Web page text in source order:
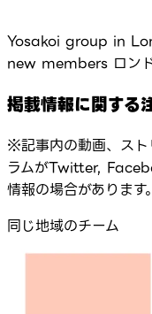
Yosakoi group in
new members ロン
掲載情報に関する
※記事内の動画、スト
ラムがTwitter,
情報の場合があります。
同じ地域のチーム